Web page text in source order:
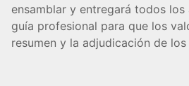
ensamblar y entregará todos los
guía profesional para que los
resumen y la adjudicación de los